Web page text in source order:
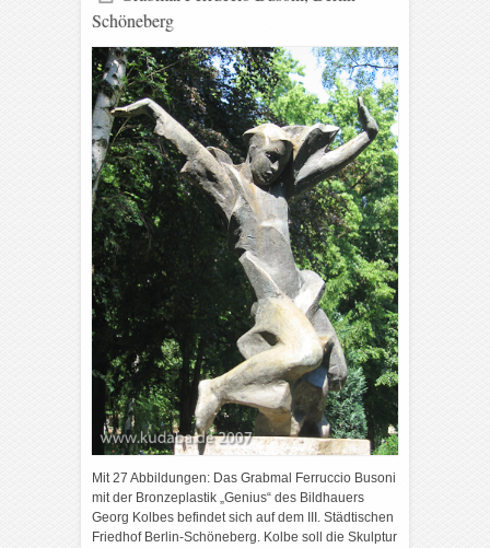
Schöneberg
Mit 27 Abbildungen: Das Grabmal Ferruccio Busoni
mit der Bronzeplastik „Genius“ des Bildhauers
Georg Kolbes befindet sich auf dem III. Städtischen
Friedhof Berlin-Schöneberg. Kolbe soll die Skulptur